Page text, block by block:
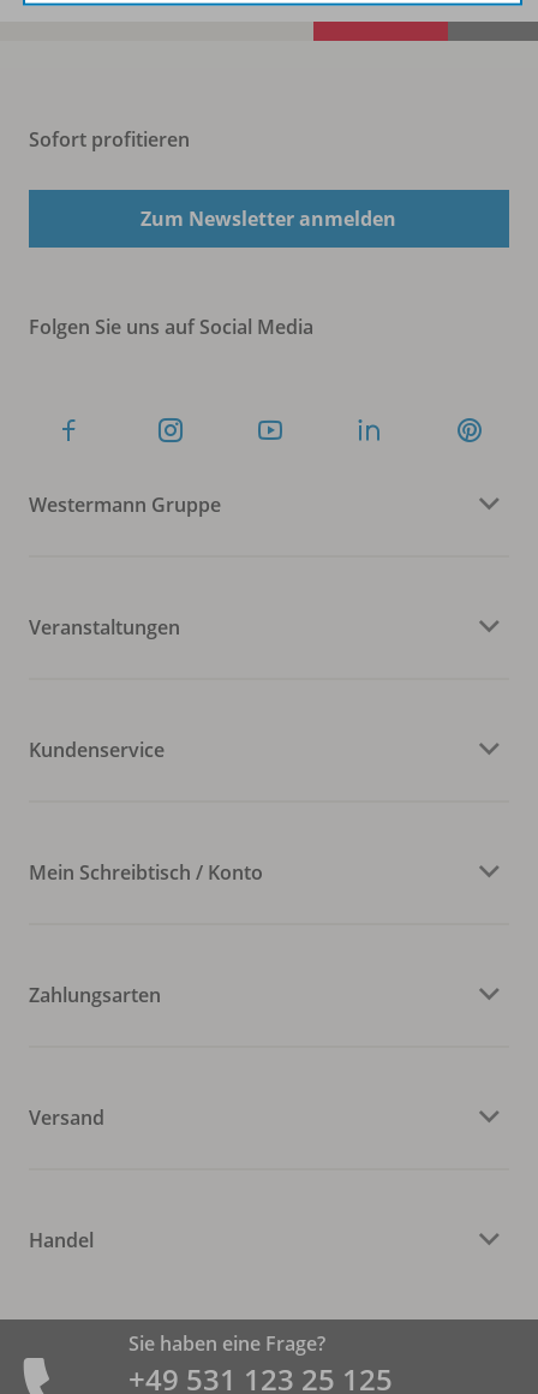
Sofort profitieren
Zum Newsletter anmelden
Folgen Sie uns auf Social Media
Westermann Gruppe
Veranstaltungen
Kundenservice
Mein Schreibtisch / Konto
Zahlungsarten
Versand
Handel
Sie haben eine Frage?
+49 531 ­123 25 125